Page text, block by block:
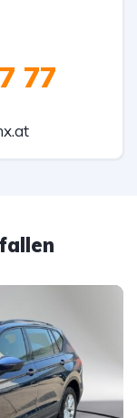
77